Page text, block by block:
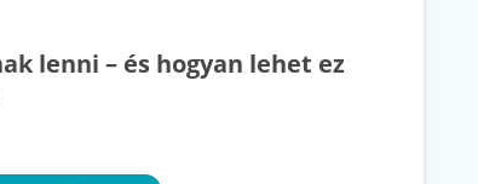
lenni – és hogyan lehet ez